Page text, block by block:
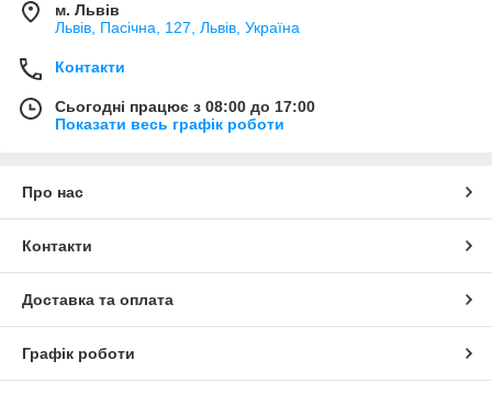
м. Львів
Львів, Пасічна, 127, Львів, Україна
Контакти
Сьогодні працює з 08:00 до 17:00
Показати весь графік роботи
Про нас
Контакти
Доставка та оплата
Графік роботи